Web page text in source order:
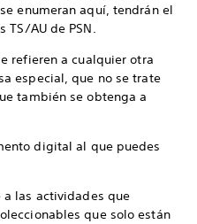
enumeran aquí, tendrán el
TS/AU de PSN.
refieren a cualquier otra
especial, que no se trate
también se obtenga a
digital al que puedes
a las actividades que
que solo están